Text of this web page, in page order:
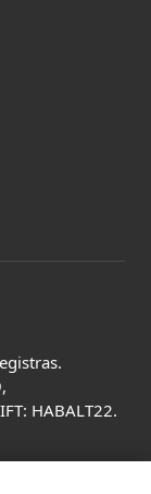
HABALT22.